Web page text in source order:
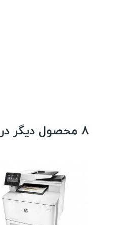
8 محصول دیگر در همین شاخه: